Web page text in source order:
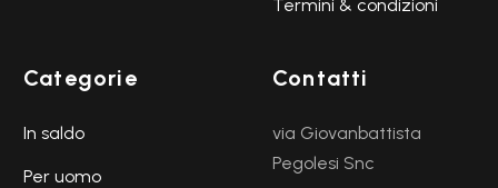
Termini & condizioni
Categorie
In saldo
Per uomo
Contatti
via Giovanbattista
Pegolesi Snc